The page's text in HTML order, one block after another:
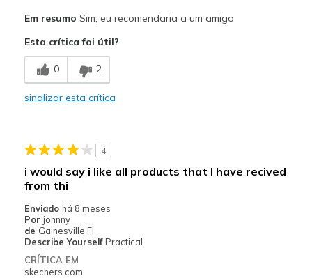
Breathe Well
Comfortable
Casual Wear
Width
Sizing
Em resumo Sim, eu recomendaria a um amigo
Esta crítica foi útil?
0 2
sinalizar esta crítica
4
i would say i like all products that I have recived
from thi
Enviado há 8 meses
Por johnny
de Gainesville Fl
Describe Yourself Practical
CRÍTICA EM
skechers.com